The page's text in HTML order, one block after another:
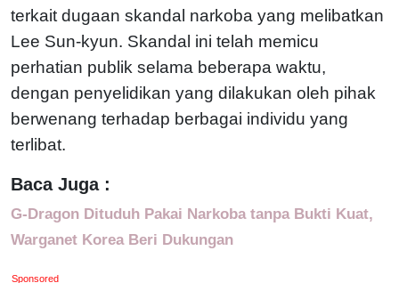
terkait dugaan skandal narkoba yang melibatkan
Lee Sun-kyun. Skandal ini telah memicu
perhatian publik selama beberapa waktu,
dengan penyelidikan yang dilakukan oleh pihak
berwenang terhadap berbagai individu yang
terlibat.
Baca Juga :
G-Dragon Dituduh Pakai Narkoba tanpa Bukti Kuat,
Warganet Korea Beri Dukungan
Sponsored